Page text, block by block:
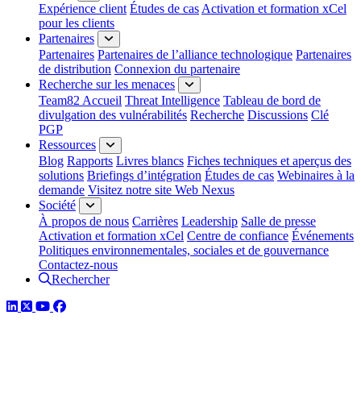
Expérience client Études de cas Activation et formation xCel
pour les clients
Partenaires
Partenaires Partenaires de l’alliance technologique Partenaires
de distribution Connexion du partenaire
Recherche sur les menaces
Team82 Accueil Threat Intelligence Tableau de bord de
divulgation des vulnérabilités Recherche Discussions Clé
PGP
Ressources
Blog Rapports Livres blancs Fiches techniques et aperçus des
solutions Briefings d’intégration Études de cas Webinaires à la
demande Visitez notre site Web Nexus
Société
À propos de nous Carrières Leadership Salle de presse
Activation et formation xCel Centre de confiance Événements
Politiques environnementales, sociales et de gouvernance
Contactez-nous
Rechercher
LinkedIn
TwitterYouTube
Facebook